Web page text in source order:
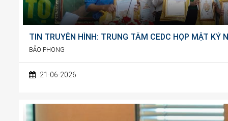
TIN TRUYỀN HÌNH: TRUNG TÂM CEDC HỌP MẶT
BẢO PHONG
21-06-2026